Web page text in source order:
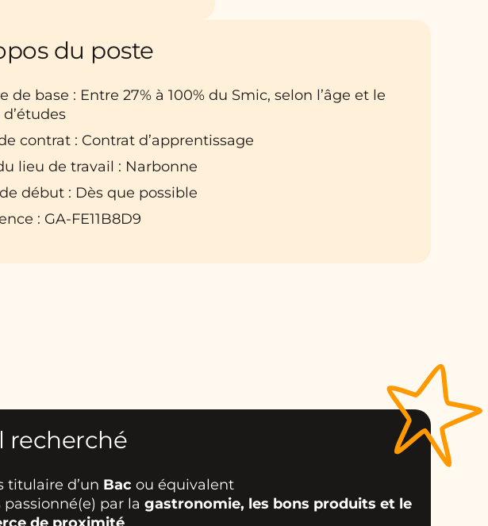
du poste
de base : Entre 27% à 100% du Smic, selon l’âge et le
contrat : Contrat d’apprentissage
lieu de travail : Narbonne
début : Dès que possible
: GA-FE11B8D9
recherché
titulaire d’un Bac ou équivalent
passionné(e) par la gastronomie, les bons produits et le